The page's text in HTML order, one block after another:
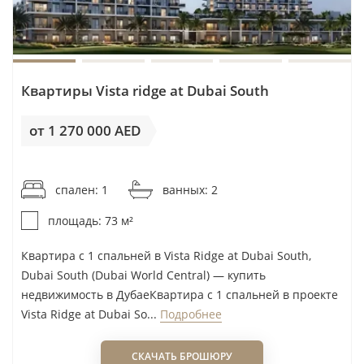
MAK Developers
Manam
Marquis
Me Do Re
Meteora Developers
Metrical Development
Meydan
MIRA Developments
Mirha Homes Real Estate Development
Modon Properties
Shams, Al Reem Island
Sharjah Garden City
Sheikh Zayed Road
Sobha Hartland 2
Wasl Gate
wasl1
Yas Island
Zabeel
Квартиры Vista ridge at Dubai South
от 1 270 000 AED
спален: 1
ванных: 2
площадь: 73 м²
Квартира с 1 спальней в Vista Ridge at Dubai South,
Dubai South (Dubai World Central) — купить
недвижимость в ДубаеКвартира с 1 спальней в проекте
Vista Ridge at Dubai So... Подробнее
СКАЧАТЬ БРОШЮРУ